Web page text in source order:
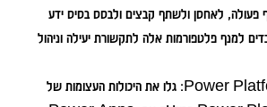
פעולה, לאחסן ולשתף קבצים ולבסס בסיס ידע
למנף פלטפורמות אלה לתקשורת יעילה וניהול
Power
גלו את היכולות העצומות של